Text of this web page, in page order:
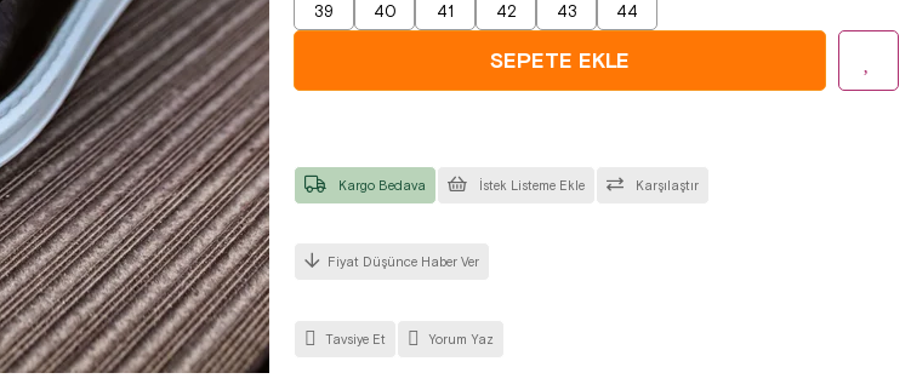
39 40 41 42 43 44
İstek Listeme Ekle Karşılaştır
Fiyat Düşünce Haber Ver
Kargo Bedava
Tavsiye Et Yorum Yaz